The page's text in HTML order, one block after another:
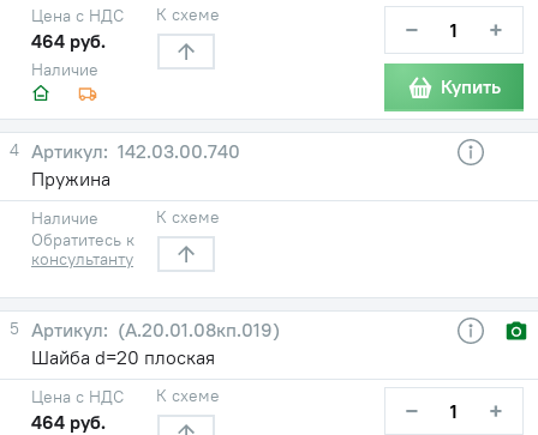
Наличие
Цена с НДС
464 руб.
К схеме − +
Купить
4
142.03.00.740
Пружина
Наличие
Обратитесь к
консультанту
К схеме
5
(А.20.01.08кп.019)
Шайба d=20 плоская
Цена с НДС
464 руб.
К схеме − +